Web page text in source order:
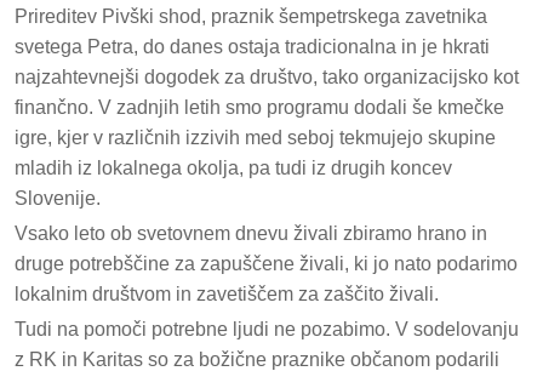
Prireditev Pivški shod, praznik šempetrskega zavetnika
svetega Petra, do danes ostaja tradicionalna in je hkrati
najzahtevnejši dogodek za društvo, tako organizacijsko kot
finančno. V zadnjih letih smo programu dodali še kmečke
igre, kjer v različnih izzivih med seboj tekmujejo skupine
mladih iz lokalnega okolja, pa tudi iz drugih koncev
Slovenije.
Vsako leto ob svetovnem dnevu živali zbiramo hrano in
druge potrebščine za zapuščene živali, ki jo nato podarimo
lokalnim društvom in zavetiščem za zaščito živali.
Tudi na pomoči potrebne ljudi ne pozabimo. V sodelovanju
z RK in Karitas so za božične praznike občanom podarili